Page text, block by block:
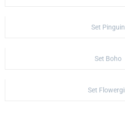
Set Pinguin
Set Boho
Set